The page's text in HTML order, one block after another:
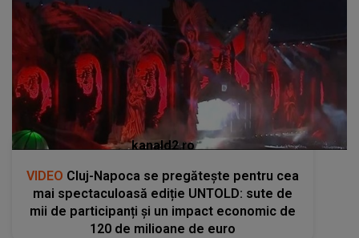
kanald2.ro
VIDEO Cluj-Napoca se pregătește pentru cea
mai spectaculoasă ediție UNTOLD: sute de
mii de participanți și un impact economic de
120 de milioane de euro